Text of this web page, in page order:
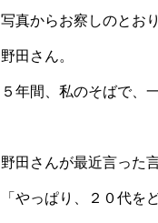
写真からお察しのとお
野田さん。
５年間、私のそばで、
野田さんが最近言った
「やっぱり、２０代を